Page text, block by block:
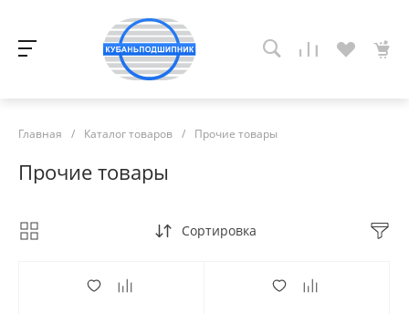
Главная / Каталог товаров / Прочие товары
Прочие товары
Сортировка